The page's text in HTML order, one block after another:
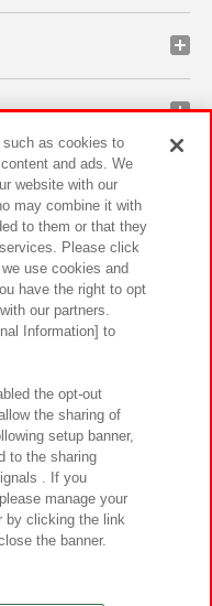
サイトポリシー
ビリティ方針と検証結果
あるご質問・お問い合わせ
Inc.
Lab Inc.
such as cookies to
and ads. We
website with our
may combine it with
to them or that they
Please click
use cookies and
have the right to opt
our partners.
Information] to
the opt-out
the sharing of
setup banner,
to the sharing
. If you
manage your
by clicking the link
the banner.